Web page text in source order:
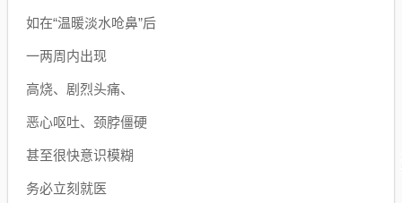
如在“温暖淡水呛鼻”后
一两周内出现
高烧、剧烈头痛、
恶心呕吐、颈脖僵硬
甚至很快意识模糊
务必立刻就医